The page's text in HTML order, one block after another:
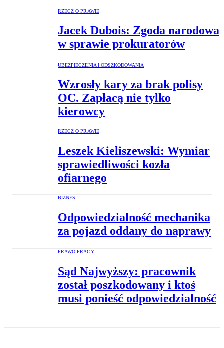
RZECZ O PRAWIE
Jacek Dubois: Zgoda narodowa
w sprawie prokuratorów
UBEZPIECZENIA I ODSZKODOWANIA
Wzrosły kary za brak polisy
OC. Zapłacą nie tylko
kierowcy
RZECZ O PRAWIE
Leszek Kieliszewski: Wymiar
sprawiedliwości kozła
ofiarnego
BIZNES
Odpowiedzialność mechanika
za pojazd oddany do naprawy
PRAWO PRACY
Sąd Najwyższy: pracownik
został poszkodowany i ktoś
musi ponieść odpowiedzialność